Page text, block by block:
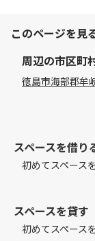
このページを見
周辺の市区町
徳島市海部郡牟
スペースを借り
初めてスペース
スペースを貸す
初めてスペース